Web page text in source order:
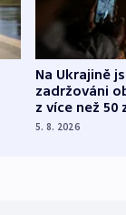
Na Ukrajině
zadržováni
z více než 50
Bojovali na
5. 8. 2026